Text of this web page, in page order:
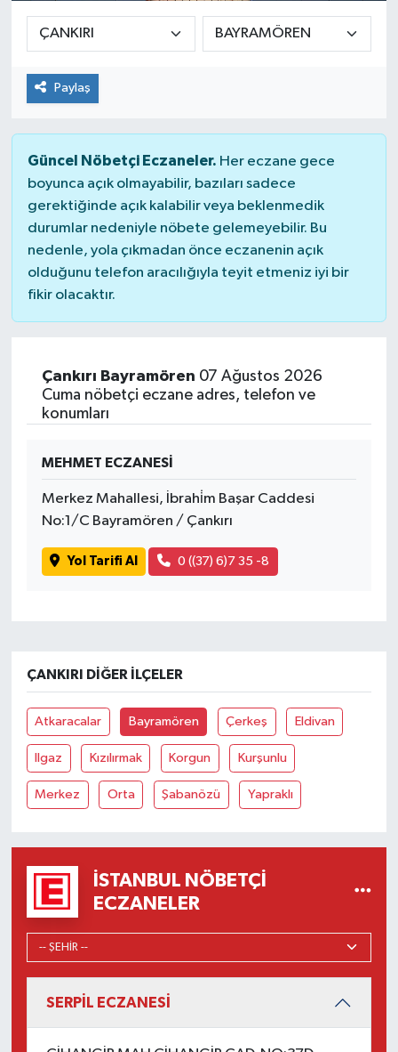
Paylaş
Güncel Nöbetçi Eczaneler. Her eczane gece
boyunca açık olmayabilir, bazıları sadece
gerektiğinde açık kalabilir veya beklenmedik
durumlar nedeniyle nöbete gelemeyebilir. Bu
nedenle, yola çıkmadan önce eczanenin açık
olduğunu telefon aracılığıyla teyit etmeniz iyi bir
fikir olacaktır.
Çankırı Bayramören 07 Ağustos 2026
Cuma nöbetçi eczane adres, telefon ve
konumları
MEHMET ECZANESİ
Merkez Mahallesi, İbrahi̇m Başar Caddesi
No:1/C Bayramören / Çankırı
Yol Tarifi Al 0 ((37) 6)7 35 -8
ÇANKIRI DIĞER İLÇELER
Atkaracalar Bayramören Çerkeş Eldivan
Ilgaz Kızılırmak Korgun Kurşunlu
Merkez Orta Şabanözü Yapraklı
İSTANBUL NÖBETÇI
ECZANELER
SERPİL ECZANESİ